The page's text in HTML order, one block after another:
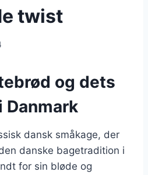
twist
og dets
dansk småkage, der
danske bagetradition i
for sin bløde og